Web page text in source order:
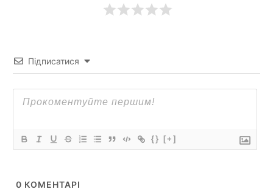
Підписатися
{} [+]
0 КОМЕНТАРІ